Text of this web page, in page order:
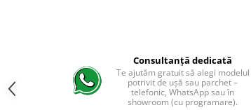
Amazone 10 mm
Evolution 12 mm
Consultanță dedicată
Te ajutăm gratuit să alegi modelul
potrivit de ușă sau parchet –
telefonic, WhatsApp sau în
showroom (cu programare).